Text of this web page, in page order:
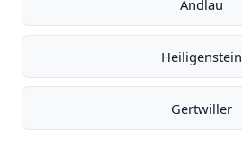
Andlau
Heiligenstein
Gertwiller